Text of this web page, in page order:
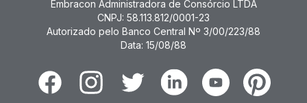
Embracon Administradora de Consórcio LTDA
CNPJ: 58.113.812/0001-23
Autorizado pelo Banco Central Nº 3/00/223/88
Data: 15/08/88
FacebookInstagramTwitter LinkedinYoutubePinterest